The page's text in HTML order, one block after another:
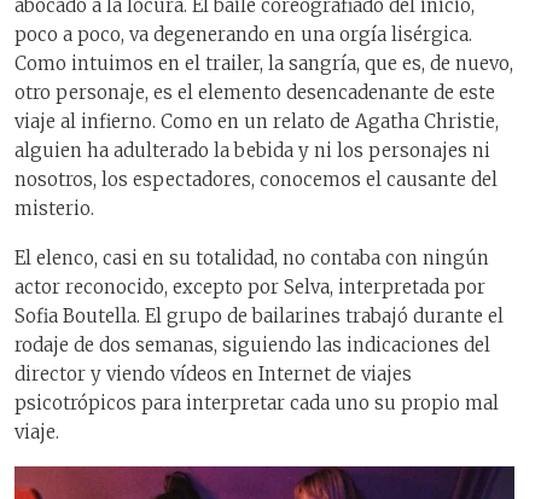
abocado a la locura. El baile coreografiado del inicio,
poco a poco, va degenerando en una orgía lisérgica.
Como intuimos en el trailer, la sangría, que es, de nuevo,
otro personaje, es el elemento desencadenante de este
viaje al infierno. Como en un relato de Agatha Christie,
alguien ha adulterado la bebida y ni los personajes ni
nosotros, los espectadores, conocemos el causante del
misterio.
El elenco, casi en su totalidad, no contaba con ningún
actor reconocido, excepto por Selva, interpretada por
Sofia Boutella. El grupo de bailarines trabajó durante el
rodaje de dos semanas, siguiendo las indicaciones del
director y viendo vídeos en Internet de viajes
psicotrópicos para interpretar cada uno su propio mal
viaje.